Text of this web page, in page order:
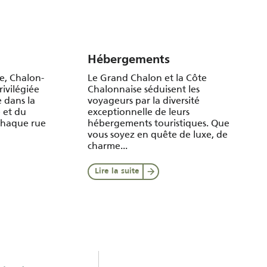
Chalon-
dans la
et du
rue
Hébergements
Le Grand Chalon et la Côte
Chalonnaise séduisent les
voyageurs par la diversité
exceptionnelle de leurs
hébergements touristiques. Que
vous soyez en quête de luxe, de
charme...
Lire la suite